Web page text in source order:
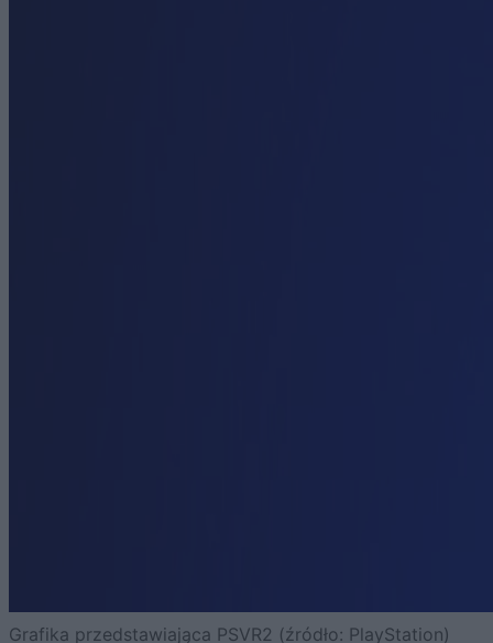
Grafika przedstawiająca PSVR2 (źródło: PlayStation)